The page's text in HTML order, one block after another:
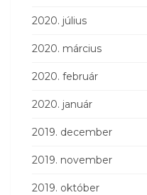
2020. július
2020. március
2020. február
2020. január
2019. december
2019. november
2019. október